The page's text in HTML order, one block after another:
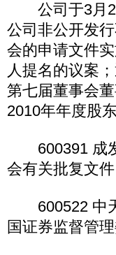
公司于3月23
公司非公开发
会的申请文件
人提名的议案
第七届董事会
2010年年度股
600391 成发
会有关批复文
600522 中天
国证券监督管